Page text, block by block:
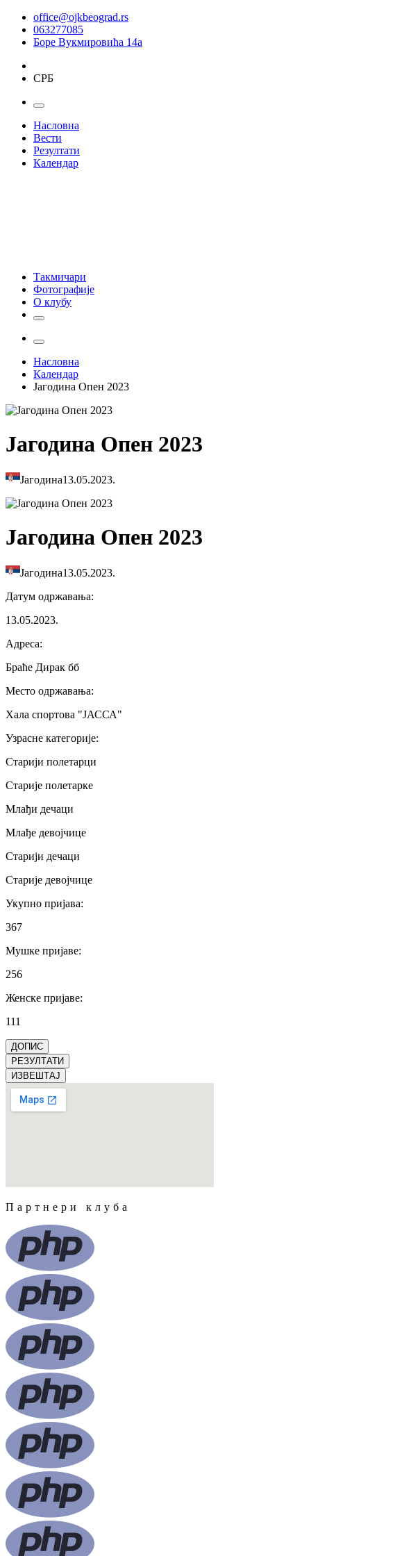
office@ojkbeograd.rs
063277085
Боре Вукмировића 14а
СРБ
Насловна
Вести
Резултати
Календар
Такмичари
Фотографије
О клубу
Насловна
Календар
Јагодина Опен 2023
Јагодина Опен 2023
Јагодина13.05.2023.
Јагодина Опен 2023
Јагодина13.05.2023.
Датум одржавања:
13.05.2023.
Адреса:
Браће Дирак бб
Место одржавања:
Хала спортова "ЈАССА"
Узрасне категорије:
Старији полетарци
Старије полетарке
Млађи дечаци
Млађе девојчице
Старији дечаци
Старије девојчице
Укупно пријава:
367
Мушке пријаве:
256
Женске пријаве:
111
ДОПИС
РЕЗУЛТАТИ
ИЗВЕШТАЈ
Партнери клуба